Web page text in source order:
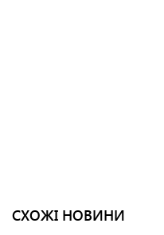
СХОЖІ НОВИНИ